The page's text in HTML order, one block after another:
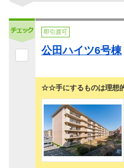
即引渡可
公田ハイツ6号棟
☆☆手にするものは理想